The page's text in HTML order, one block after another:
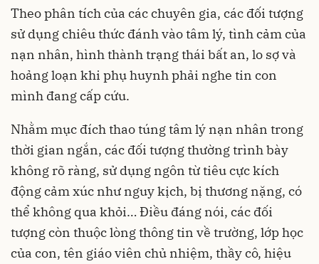
Theo phân tích của các chuyên gia, các đối tượng
sử dụng chiêu thức đánh vào tâm lý, tình cảm của
nạn nhân, hình thành trạng thái bất an, lo sợ và
hoảng loạn khi phụ huynh phải nghe tin con
mình đang cấp cứu.
Nhằm mục đích thao túng tâm lý nạn nhân trong
thời gian ngắn, các đối tượng thường trình bày
không rõ ràng, sử dụng ngôn từ tiêu cực kích
động cảm xúc như nguy kịch, bị thương nặng, có
thể không qua khỏi… Điều đáng nói, các đối
tượng còn thuộc lòng thông tin về trường, lớp học
của con, tên giáo viên chủ nhiệm, thầy cô, hiệu